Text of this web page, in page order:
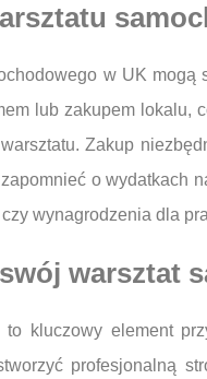
w UK
lub zakupem
Zakup
o wydatkach
wynagrodzenia dla
warsztat
kluczowy element
profesjonalną